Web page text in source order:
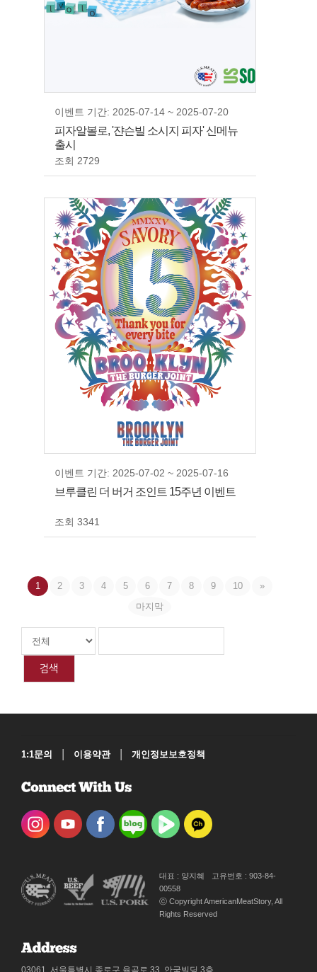
이벤트 기간: 2025-07-14 ~ 2025-07-20
피자알볼로, '쟌슨빌 소시지 피자' 신메뉴
출시
조회 2729
이벤트 기간: 2025-07-02 ~ 2025-07-16
브루클린 더 버거 조인트 15주년 이벤트
조회 3341
1 2 3 4 5 6 7 8 9 10
»
마지막
검색
1:1문의 | 이용약관 | 개인정보보호정책
대표 : 양지혜
고유번호 : 903-84-
00558
ⓒ Copyright AmericanMeatStory, All
Rights Reserved
03061, 서울특별시 종로구 율곡로 33, 안국빌딩 3층